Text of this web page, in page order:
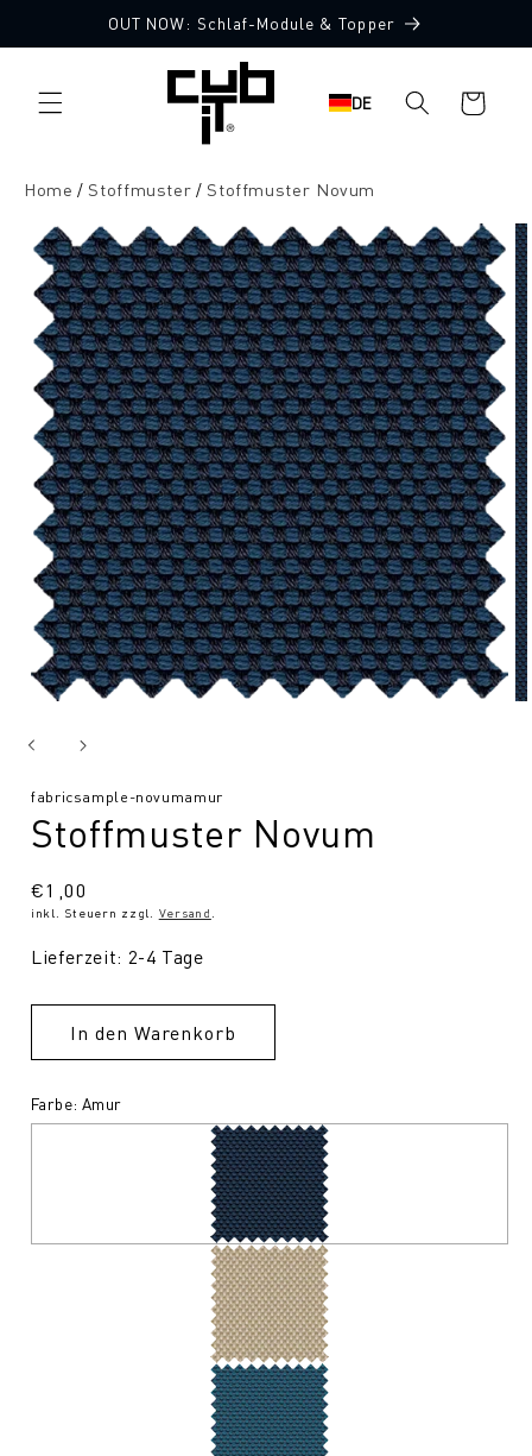
Inhalt
OUT NOW: Schlaf-Module & Topper
DE Warenkorb
Home Stoffmuster Stoffmuster Novum
10 Stoffmuster gratis
SKU:
fabricsample-novumamur
Stoffmuster Novum
Normaler
Preis
€1,00
inkl. Steuern zzgl. Versand
Lieferzeit: 2-4 Tage
In den Warenkorb
Farbe: Amur